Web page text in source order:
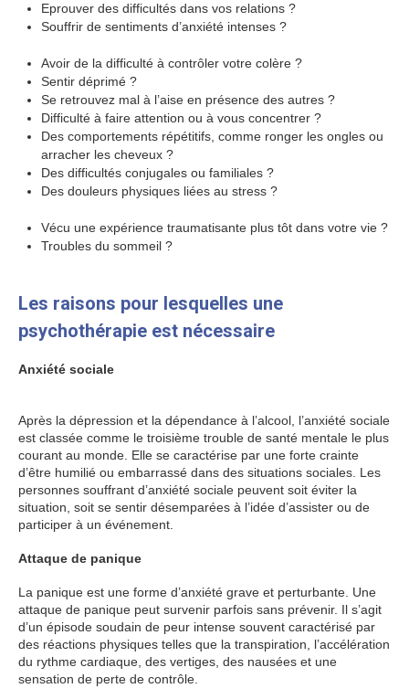
Eprouver des difficultés dans vos relations ?
Souffrir de sentiments d’anxiété intenses ?
Avoir de la difficulté à contrôler votre colère ?
Sentir déprimé ?
Se retrouvez mal à l’aise en présence des autres ?
Difficulté à faire attention ou à vous concentrer ?
Des comportements répétitifs, comme ronger les ongles ou
arracher les cheveux ?
Des difficultés conjugales ou familiales ?
Des douleurs physiques liées au stress ?
Vécu une expérience traumatisante plus tôt dans votre vie ?
Troubles du sommeil ?
Les raisons pour lesquelles une
psychothérapie est nécessaire
Anxiété sociale
Après la dépression et la dépendance à l’alcool, l’anxiété sociale
est classée comme le troisième trouble de santé mentale le plus
courant au monde. Elle se caractérise par une forte crainte
d’être humilié ou embarrassé dans des situations sociales. Les
personnes souffrant d’anxiété sociale peuvent soit éviter la
situation, soit se sentir désemparées à l’idée d’assister ou de
participer à un événement.
Attaque de panique
La panique est une forme d’anxiété grave et perturbante. Une
attaque de panique peut survenir parfois sans prévenir. Il s’agit
d’un épisode soudain de peur intense souvent caractérisé par
des réactions physiques telles que la transpiration, l’accélération
du rythme cardiaque, des vertiges, des nausées et une
sensation de perte de contrôle.